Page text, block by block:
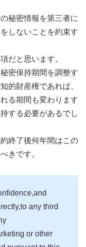
秘密情報を第三者に
しないことを約束す
だと思います。
密保持期間を調整す
的財産権であれば、
る期間も変わります
する必要があるでし
終了後何年間はこの
きです。
any third
or other